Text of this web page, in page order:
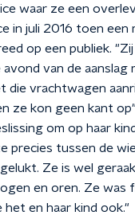
waar ze een
in juli 2016 toen een
op een publiek.
van de aanslag
die vrachtwagen
ze kon geen kant
om op haar
precies tussen de
Ze is wel
en oren. Ze was
en haar kind ook."